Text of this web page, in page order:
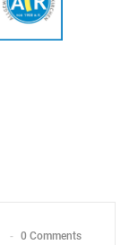
0 Comments